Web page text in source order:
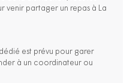
venir partager un repas à La
est prévu pour garer
à un coordinateur ou